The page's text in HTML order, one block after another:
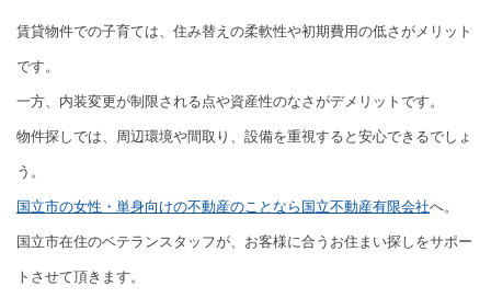
賃貸物件での子育ては、住み替えの柔軟性や初期費用の低さがメリット
です。
一方、内装変更が制限される点や資産性のなさがデメリットです。
物件探しでは、周辺環境や間取り、設備を重視すると安心できるでしょ
う。
国立市の女性・単身向けの不動産のことなら国立不動産有限会社へ。
国立市在住のベテランスタッフが、お客様に合うお住まい探しをサポー
トさせて頂きます。